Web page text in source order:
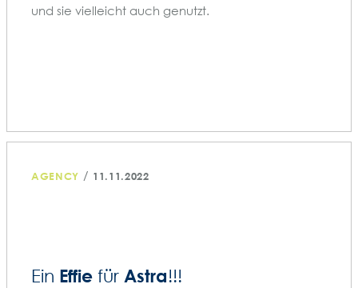
und sie vielleicht auch genutzt.
AGENCY / 11.11.2022
Ein Effie für Astra!!!